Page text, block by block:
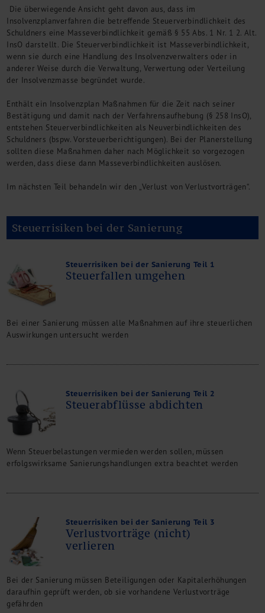
Die überwiegende Ansicht geht davon aus, dass im
Insolvenzplanverfahren die betreffende Steuerverbindlichkeit des
Schuldners eine Masseverbindlichkeit gemäß § 55 Abs. 1 Nr. 1 2. Alt.
InsO darstellt. Die Steuerverbindlichkeit ist Masseverbindlichkeit,
wenn sie durch eine Handlung des Insolvenzverwalters oder in
anderer Weise durch die Verwaltung, Verwertung oder Verteilung
der Insolvenzmasse begründet wurde.
Enthält ein Insolvenzplan Maßnahmen für die Zeit nach seiner
Bestätigung und damit nach der Verfahrensaufhebung (§ 258 InsO),
entstehen Steuerverbindlichkeiten als Neuverbindlichkeiten des
Schuldners (bspw. Vorsteuerberichtigungen). Bei der Planerstellung
sollten diese Maßnahmen daher nach Möglichkeit so vorgezogen
werden, dass diese dann Masseverbindlichkeiten auslösen.
Im nächsten Teil behandeln wir den „Verlust von Verlustvorträgen“.
Steuerrisiken bei der Sanierung
Steuerrisiken bei der Sanierung Teil 1
Steuerfallen umgehen
Bei einer Sanierung müssen alle Maßnahmen auf ihre steuerlichen
Auswirkungen untersucht werden
Steuerrisiken bei der Sanierung Teil 2
Steuerabflüsse abdichten
Wenn Steuerbelastungen vermieden werden sollen, müssen
erfolgswirksame Sanierungshandlungen extra beachtet werden
Steuerrisiken bei der Sanierung Teil 3
Verlustvorträge (nicht)
verlieren
Bei der Sanierung müssen Beteiligungen oder Kapitalerhöhungen
daraufhin geprüft werden, ob sie vorhandene Verlustvorträge
gefährden